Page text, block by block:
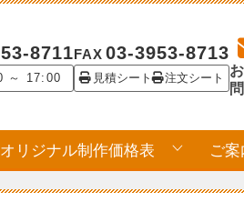
8711
～ 17:00
FAX 03-3953-8713
見積シート 注文シート
オリジナル制作価格表 ご